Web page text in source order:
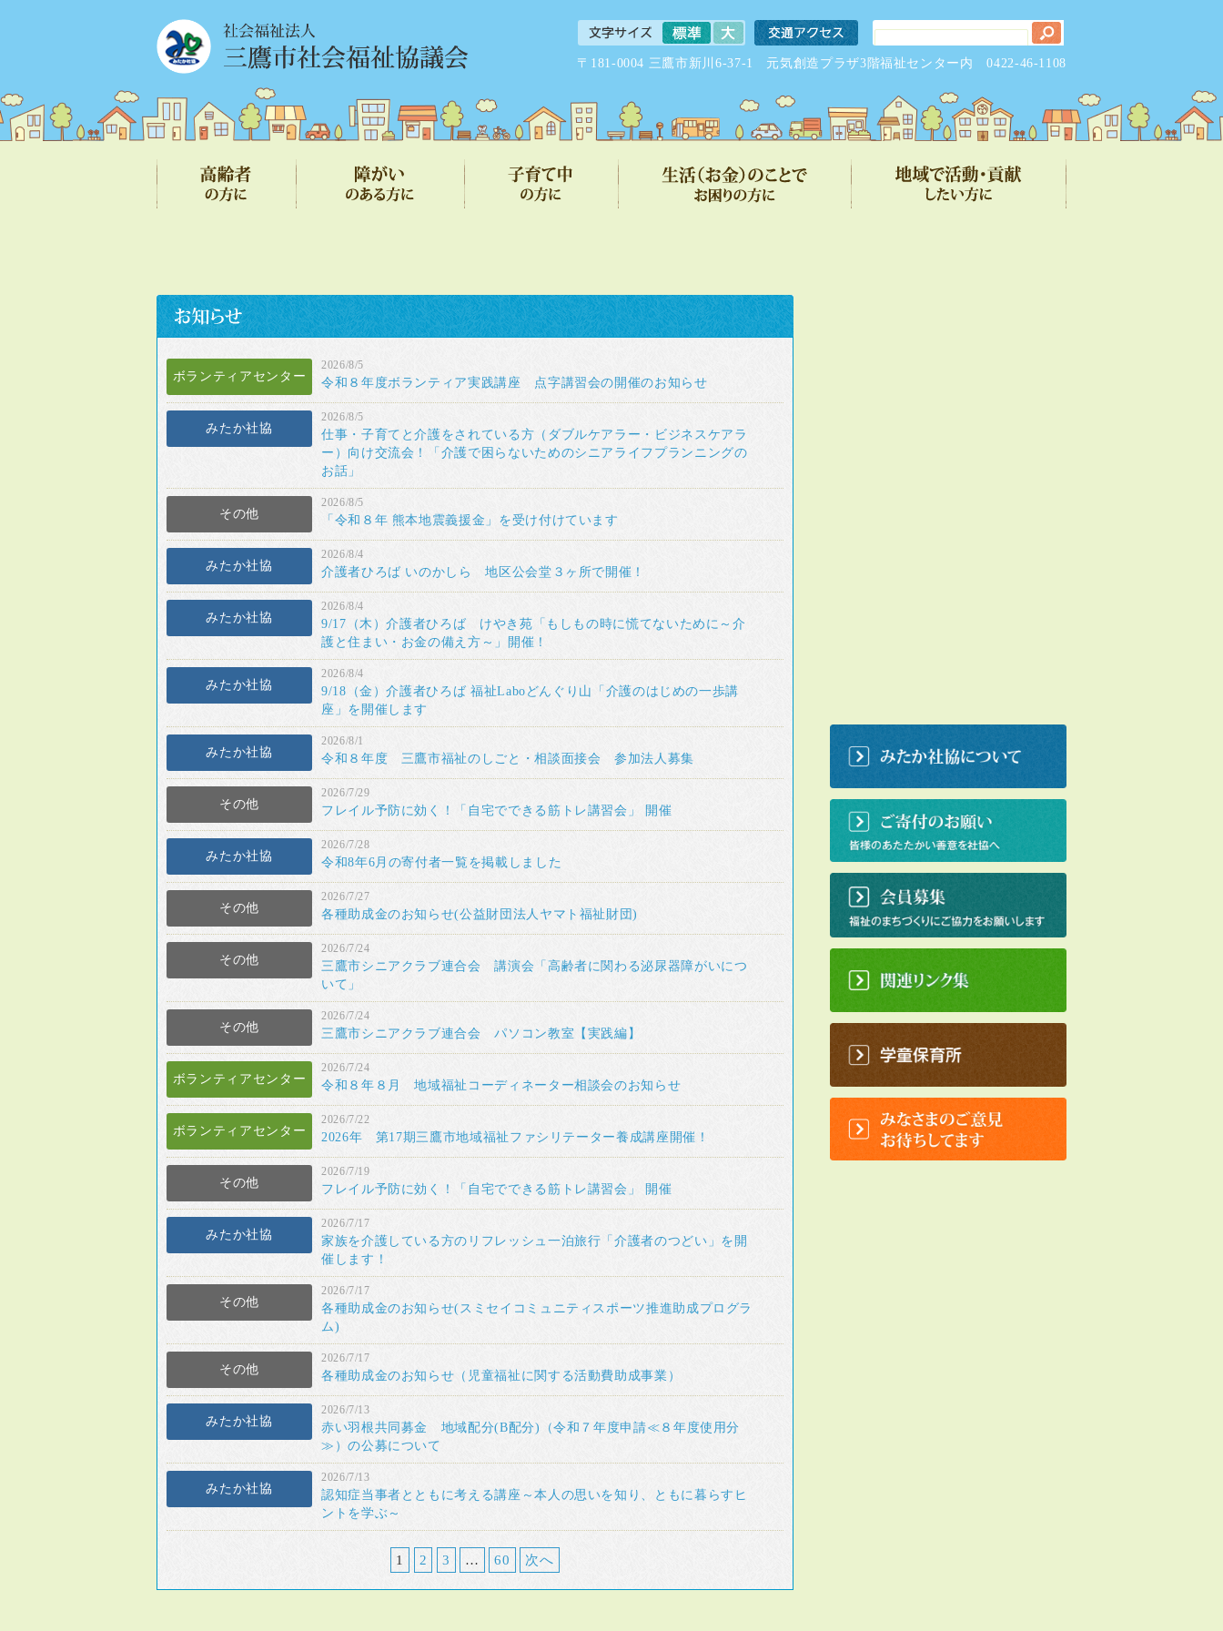
〒181-0004 三鷹市新川6-37-1 元気創造プラザ3階福祉センター内0422-46-1108
ボランティアセンター
2026/8/5
令和８年度ボランティア実践講座 点字講習会の開催のお知らせ
みたか社協
2026/8/5
仕事・子育てと介護をされている方（ダブルケアラー・ビジネスケアラ
ー）向け交流会！「介護で困らないためのシニアライフプランニングの
お話」
その他
2026/8/5
「令和８年 熊本地震義援金」を受け付けています
みたか社協
2026/8/4
介護者ひろば いのかしら 地区公会堂３ヶ所で開催！
みたか社協
2026/8/4
9/17（木）介護者ひろば けやき苑「もしもの時に慌てないために～介
護と住まい・お金の備え方～」開催！
みたか社協
2026/8/4
9/18（金）介護者ひろば 福祉Laboどんぐり山「介護のはじめの一歩講
座」を開催します
みたか社協
2026/8/1
令和８年度 三鷹市福祉のしごと・相談面接会 参加法人募集
その他
2026/7/29
フレイル予防に効く！「自宅でできる筋トレ講習会」 開催
みたか社協
2026/7/28
令和8年6月の寄付者一覧を掲載しました
その他
2026/7/27
各種助成金のお知らせ(公益財団法人ヤマト福祉財団)
その他
2026/7/24
三鷹市シニアクラブ連合会 講演会「高齢者に関わる泌尿器障がいにつ
いて」
その他
2026/7/24
三鷹市シニアクラブ連合会 パソコン教室【実践編】
ボランティアセンター
2026/7/24
令和８年８月 地域福祉コーディネーター相談会のお知らせ
ボランティアセンター
2026/7/22
2026年 第17期三鷹市地域福祉ファシリテーター養成講座開催！
その他
2026/7/19
フレイル予防に効く！「自宅でできる筋トレ講習会」 開催
みたか社協
2026/7/17
家族を介護している方のリフレッシュ一泊旅行「介護者のつどい」を開
催します！
その他
2026/7/17
各種助成金のお知らせ(スミセイコミュニティスポーツ推進助成プログラ
ム)
その他
2026/7/17
各種助成金のお知らせ（児童福祉に関する活動費助成事業）
みたか社協
2026/7/13
赤い羽根共同募金 地域配分(B配分)（令和７年度申請≪８年度使用分
≫）の公募について
みたか社協
2026/7/13
認知症当事者とともに考える講座～本人の思いを知り、ともに暮らすヒ
ントを学ぶ～
1 2 3 … 60 次へ